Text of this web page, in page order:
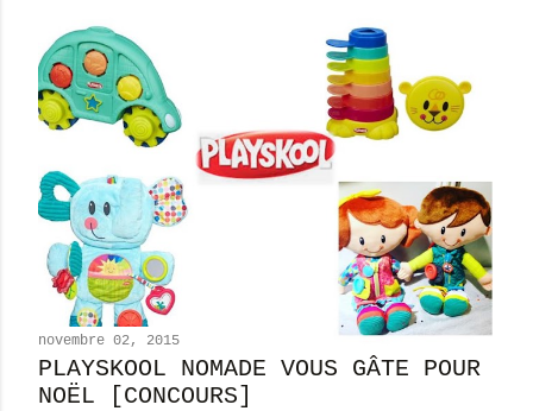
novembre 02, 2015
PLAYSKOOL NOMADE VOUS GÂTE POUR
NOËL [CONCOURS]